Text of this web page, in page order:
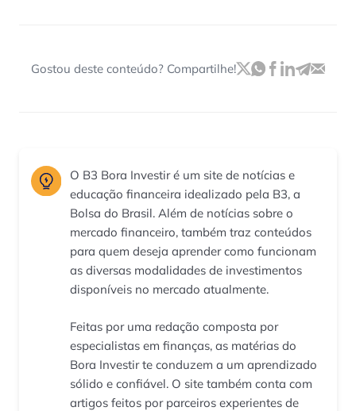
Gostou deste conteúdo? Compartilhe!
O B3 Bora Investir é um site de notícias e
educação financeira idealizado pela B3, a
Bolsa do Brasil. Além de notícias sobre o
mercado financeiro, também traz conteúdos
para quem deseja aprender como funcionam
as diversas modalidades de investimentos
disponíveis no mercado atualmente.
Feitas por uma redação composta por
especialistas em finanças, as matérias do
Bora Investir te conduzem a um aprendizado
sólido e confiável. O site também conta com
artigos feitos por parceiros experientes de